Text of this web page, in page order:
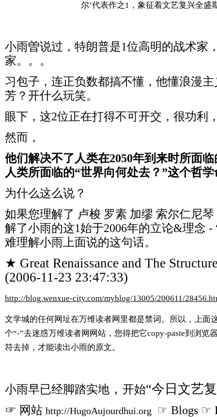
尔’代表作之1，象征着文艺复兴全盛
小雨曽说过，特朗普是1位高明的战术家
家。。。
习包子，连正负数都搞不懂，他懂浪漫
芳？开什么玩笑。
眼下，这2位正在打得不可开交，很功利
然而，
他们解决不了人类在2050年到来时所面
人类所面临的“世界向何处去？”这个哲
为什么这么说？
如果您理解了 卢梭 罗素 加缪 索尔仁尼
解了小雨的这1始于2006年的立论&理念 -
难理解小雨上面说的这句话。
★ Great Renaissance and The
(2006-11-23 23:47:33)
http://blog.wenxue-city.com/myblog/13005/200611/
文学城的任何网址在万维读者网里都是禁词。所以，上面
个“-”去迷惑万维读者网网站， 您得把它copy-paste到浏览
符去掉， 才能读出小雨的原文。
小雨早已经脚踏实地 ， 开始“今日文艺
☞ 网站 http://HugoAujourdhui.org
☞ Blogs ☞